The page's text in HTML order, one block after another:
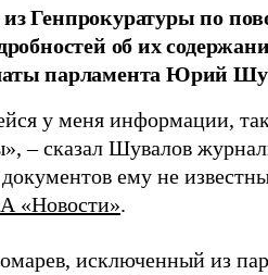
Генпрокуратуры по
об их
парламента Юрий
у меня информации,
– сказал Шувалов
ему не
«Новости».
исключенный из